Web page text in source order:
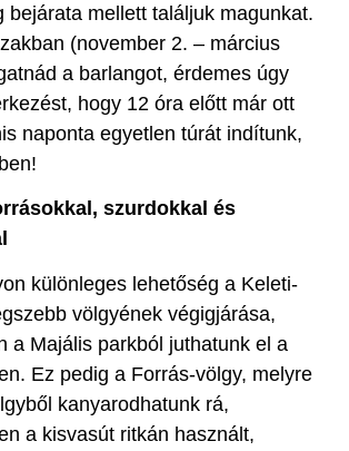
bejárata mellett találjuk magunkat.
(november 2. – március
a barlangot, érdemes úgy
hogy 12 óra előtt már ott
naponta egyetlen túrát indítunk,
szurdokkal és
különleges lehetőség a Keleti-
völgyének végigjárása,
a Majális parkból juthatunk el a
Ez pedig a Forrás-völgy, melyre
kanyarodhatunk rá,
a kisvasút ritkán használt,